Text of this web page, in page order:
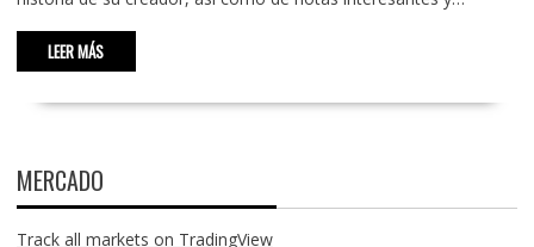
LEER MÁS
MERCADO
Track all markets on TradingView